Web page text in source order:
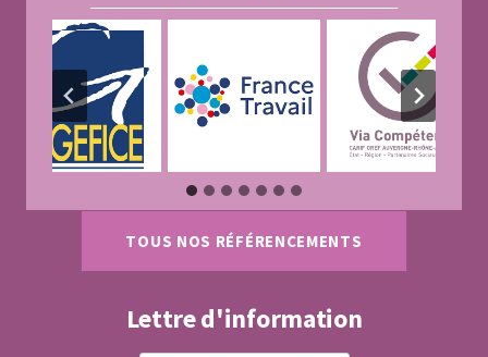
TOUS NOS RÉFÉRENCEMENTS
Lettre d'information